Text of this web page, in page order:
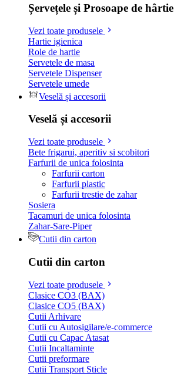
Șervețele și Prosoape de hârtie
Vezi toate produsele
Hartie igienica
Role de hartie
Servetele de masa
Servetele Dispenser
Servetele umede
Veselă și accesorii
Veselă și accesorii
Vezi toate produsele
Bete frigarui, aperitiv si scobitori
Farfurii de unica folosinta
Farfurii carton
Farfurii plastic
Farfurii trestie de zahar
Sosiera
Tacamuri de unica folosinta
Zahar-Sare-Piper
Cutii din carton
Cutii din carton
Vezi toate produsele
Clasice CO3 (BAX)
Clasice CO5 (BAX)
Cutii Arhivare
Cutii cu Autosigilare/e-commerce
Cutii cu Capac Atasat
Cutii Incaltaminte
Cutii preformare
Cutii Transport Sticle